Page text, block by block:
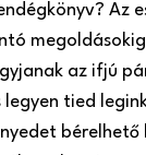
az ifjú
legyen tied
bérelhető